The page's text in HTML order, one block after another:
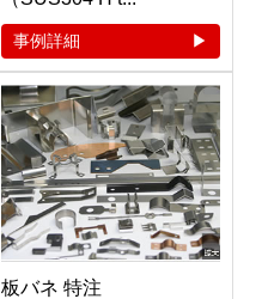
事例詳細
板バネ 特注